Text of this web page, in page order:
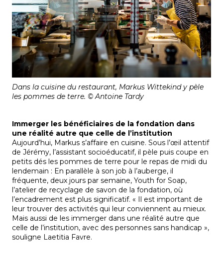
Dans la cuisine du restaurant, Markus Wittekind y pèle
les pommes de terre. © Antoine Tardy
Immerger les bénéficiaires de la fondation dans
une réalité autre que celle de l’institution
Aujourd’hui, Markus s’affaire en cuisine. Sous l’œil attentif
de Jérémy, l’assistant socioéducatif, il pèle puis coupe en
petits dés les pommes de terre pour le repas de midi du
lendemain : En parallèle à son job à l’auberge, il
fréquente, deux jours par semaine, Youth for Soap,
l’atelier de recyclage de savon de la fondation, où
l’encadrement est plus significatif. « Il est important de
leur trouver des activités qui leur conviennent au mieux.
Mais aussi de les immerger dans une réalité autre que
celle de l’institution, avec des personnes sans handicap »,
souligne Laetitia Favre.